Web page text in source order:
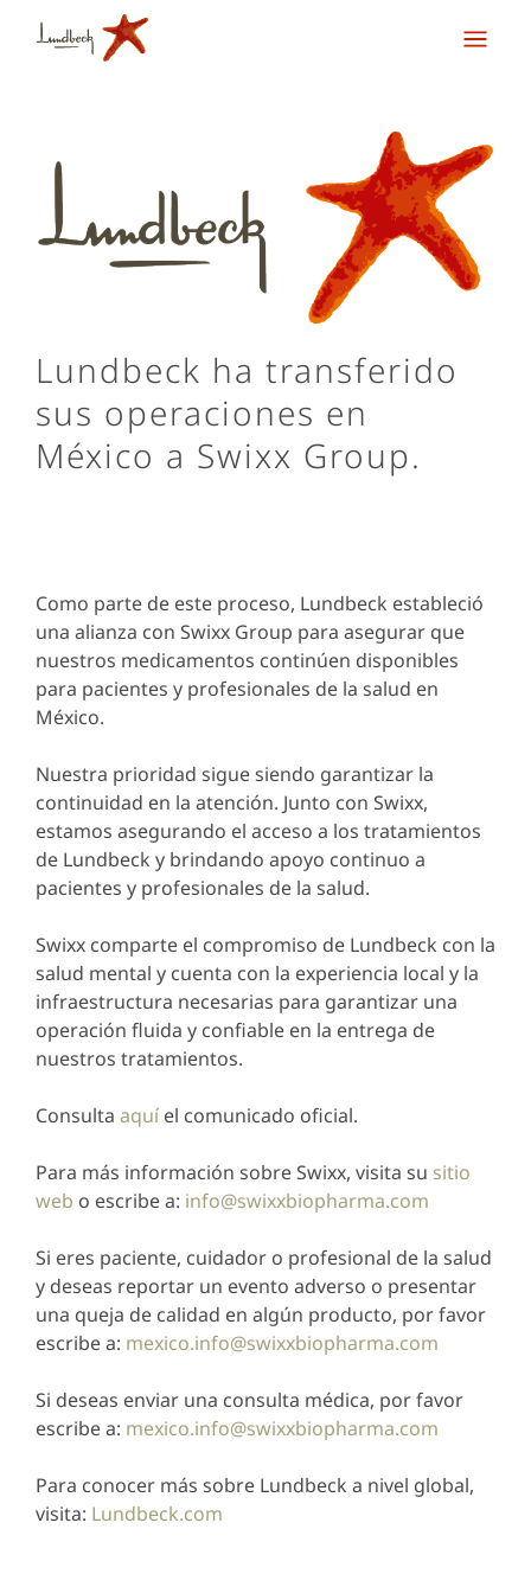
Lundbeck ha transferido
sus operaciones en
México a Swixx Group.
Como parte de este proceso, Lundbeck estableció
una alianza con Swixx Group para asegurar que
nuestros medicamentos continúen disponibles
para pacientes y profesionales de la salud en
México.
Nuestra prioridad sigue siendo garantizar la
continuidad en la atención. Junto con Swixx,
estamos asegurando el acceso a los tratamientos
de Lundbeck y brindando apoyo continuo a
pacientes y profesionales de la salud.
Swixx comparte el compromiso de Lundbeck con la
salud mental y cuenta con la experiencia local y la
infraestructura necesarias para garantizar una
operación fluida y confiable en la entrega de
nuestros tratamientos.
Consulta aquí el comunicado oficial.
Para más información sobre Swixx, visita su sitio
web o escribe a: info@swixxbiopharma.com
Si eres paciente, cuidador o profesional de la salud
y deseas reportar un evento adverso o presentar
una queja de calidad en algún producto, por favor
escribe a: mexico.info@swixxbiopharma.com
Si deseas enviar una consulta médica, por favor
escribe a: mexico.info@swixxbiopharma.com
Para conocer más sobre Lundbeck a nivel global,
visita: Lundbeck.com